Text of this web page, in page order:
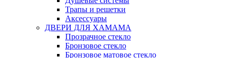
Трапы и решетки
Аксессуары
ДВЕРИ ДЛЯ ХАМАМА
Прозрачное стекло
Бронзовое стекло
Бронзовое матовое стекло